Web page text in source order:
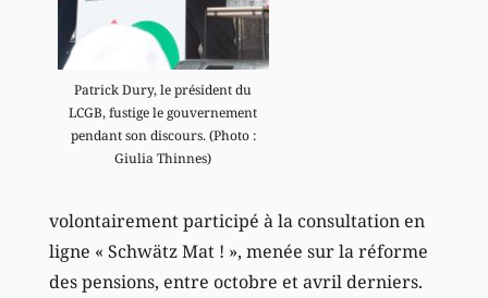
Patrick Dury, le président du
LCGB, fustige le gouvernement
pendant son discours. (Photo :
Giulia Thinnes)
volontairement participé à la consultation en
ligne « Schwätz Mat ! », menée sur la réforme
des pensions, entre octobre et avril derniers.